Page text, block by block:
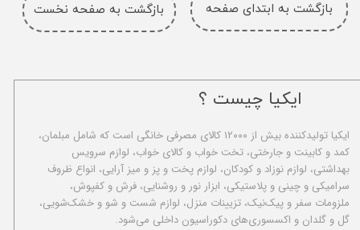
بازگشت به صفحه نخست بازگشت به ابتدای صفحه
ایکیا چیست ؟
ا​یکیا تولیدکننده بیش از ۱۲۰۰۰ کالای مصرفی خانگی است که شامل مبلمان،
کمد و کابینت و جارختی، تخت خواب و کالای خواب، لوازم سرویس
بهداشتی، لوازم نوزاد و کودکان، لوازم پخت و پز و میز آرایی، انواع ظروف
سرامیکی و چینی و پلاستیکی، ابزار نور و روشنایی، فرش و کفپوش،
ملزومات سفر و پیک‌نیک، تزیینات منزل، لوازم شست و شو و خشک‌شویی،
گل و گلدان و اکسسوری‌های دکوراسیون داخلی می‌شود.